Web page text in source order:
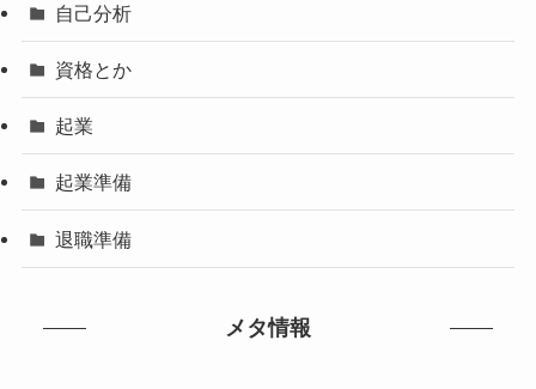
自己分析
資格とか
起業
起業準備
退職準備
メタ情報